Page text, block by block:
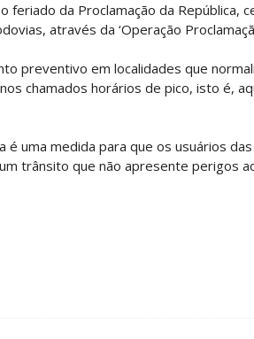
feriado da Proclamação da República,
através da ‘Operação
preventivo em localidades que
chamados horários de pico, isto é,
é uma medida para que os usuários
trânsito que não apresente perigos